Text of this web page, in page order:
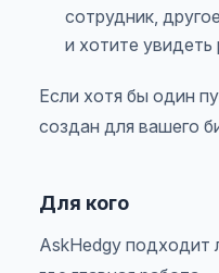
сотрудник,
и хотите увидеть
Если хотя бы один
создан для вашего
Для кого
AskHedgy подходит